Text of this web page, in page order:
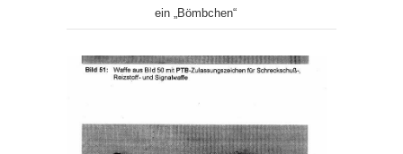
ein „Bömbchen“